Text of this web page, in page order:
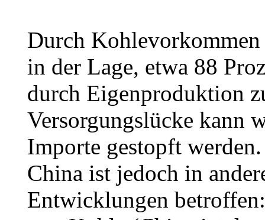
Durch
in der Lage, etwa 88
durch Eigenproduktion
Versorgungslücke kann
Importe gestopft
China ist jedoch in
Entwicklungen